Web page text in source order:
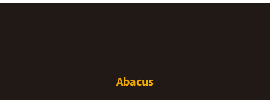
Abacus